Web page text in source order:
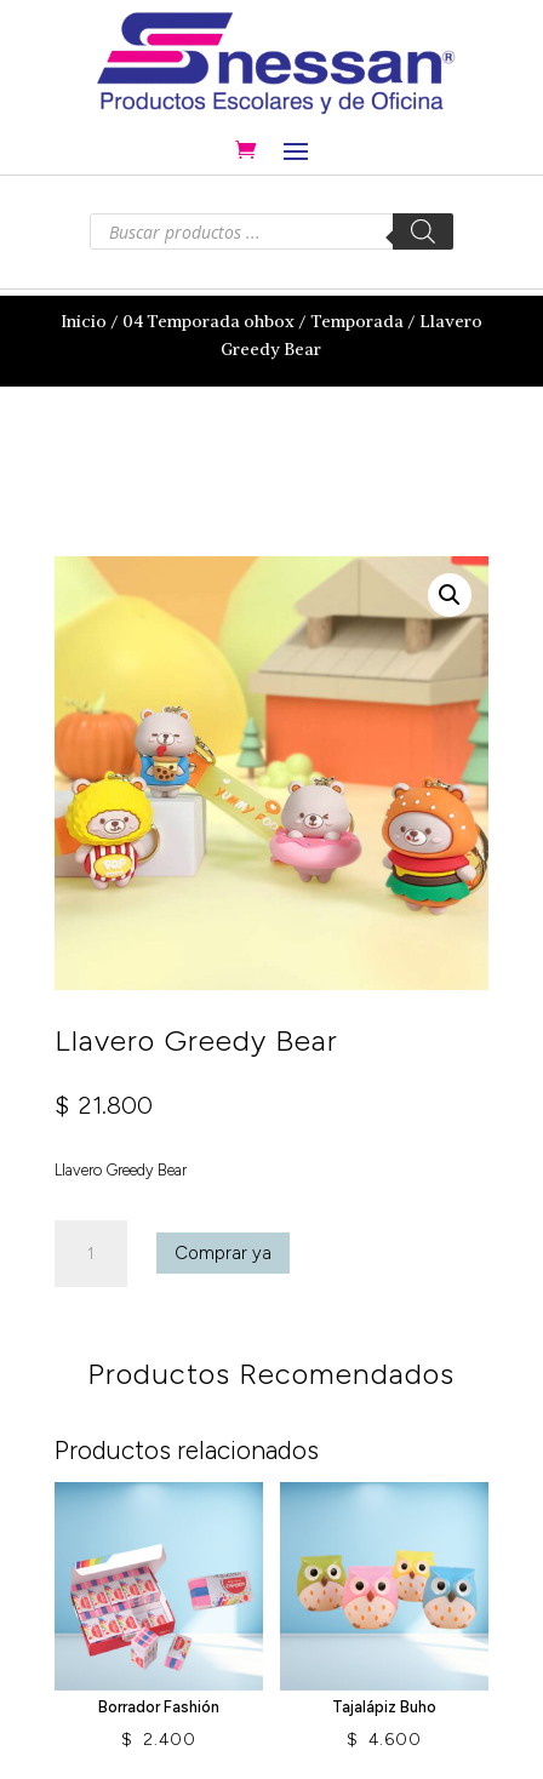
Búsqueda
productos
Inicio / 04 Temporada ohbox/ Temporada / Llavero
Greedy Bear
Llavero Greedy Bear
$ 21.800
Llavero Greedy Bear
Greedy
Comprar ya
Productos Recomendados
Productos relacionados
Borrador Fashión
$ 2.400
Tajalápiz Buho
$ 4.600